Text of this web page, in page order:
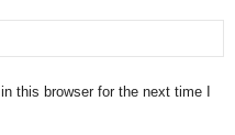
this browser for the next time I